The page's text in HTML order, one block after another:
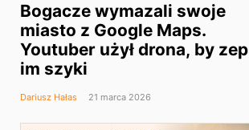
Bogacze wymazali swoje
miasto z Google Maps.
Youtuber użył drona, by
im szyki
Dariusz Hałas 21 marca 2026